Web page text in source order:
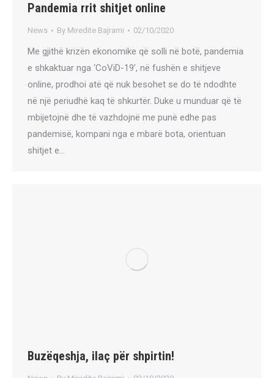
Pandemia rrit shitjet online
News By Miredite Bajrami 02/10/2020
Me gjithë krizën ekonomike që solli në botë, pandemia
e shkaktuar nga ‘CoViD-19’, në fushën e shitjeve
online, prodhoi atë që nuk besohet se do të ndodhte
në një periudhë kaq të shkurtër. Duke u munduar që të
mbijetojnë dhe të vazhdojnë me punë edhe pas
pandemisë, kompani nga e mbarë bota, orientuan
shitjet e…
Buzëqeshja, ilaç për shpirtin!